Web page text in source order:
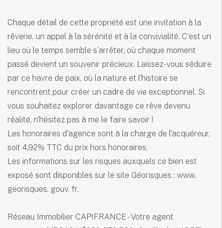
Chaque détail de cette propriété est une invitation à la
rêverie, un appel à la sérénité et à la convivialité. C'est un
lieu où le temps semble s'arrêter, où chaque moment
passé devient un souvenir précieux. Laissez-vous séduire
par ce havre de paix, où la nature et l'histoire se
rencontrent pour créer un cadre de vie exceptionnel. Si
vous souhaitez explorer davantage ce rêve devenu
réalité, n'hésitez pas à me le faire savoir !
Les honoraires d'agence sont à la charge de l'acquéreur,
soit 4,92% TTC du prix hors honoraires.
Les informations sur les risques auxquels ce bien est
exposé sont disponibles sur le site Géorisques : www.
georisques. gouv. fr.
Réseau Immobilier CAPIFRANCE - Votre agent